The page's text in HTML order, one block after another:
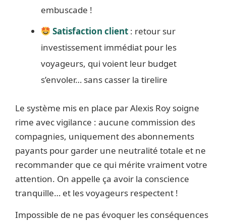
embuscade !
Satisfaction client : retour sur
investissement immédiat pour les
voyageurs, qui voient leur budget
s’envoler… sans casser la tirelire
Le système mis en place par Alexis Roy soigne
rime avec vigilance : aucune commission des
compagnies, uniquement des abonnements
payants pour garder une neutralité totale et ne
recommander que ce qui mérite vraiment votre
attention. On appelle ça avoir la conscience
tranquille… et les voyageurs respectent !
Impossible de ne pas évoquer les conséquences